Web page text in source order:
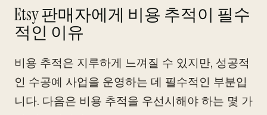
Etsy 판매자에게 비용 추적이 필수
적인 이유
비용 추적은 지루하게 느껴질 수 있지만, 성공적
인 수공예 사업을 운영하는 데 필수적인 부분입
니다. 다음은 비용 추적을 우선시해야 하는 몇 가